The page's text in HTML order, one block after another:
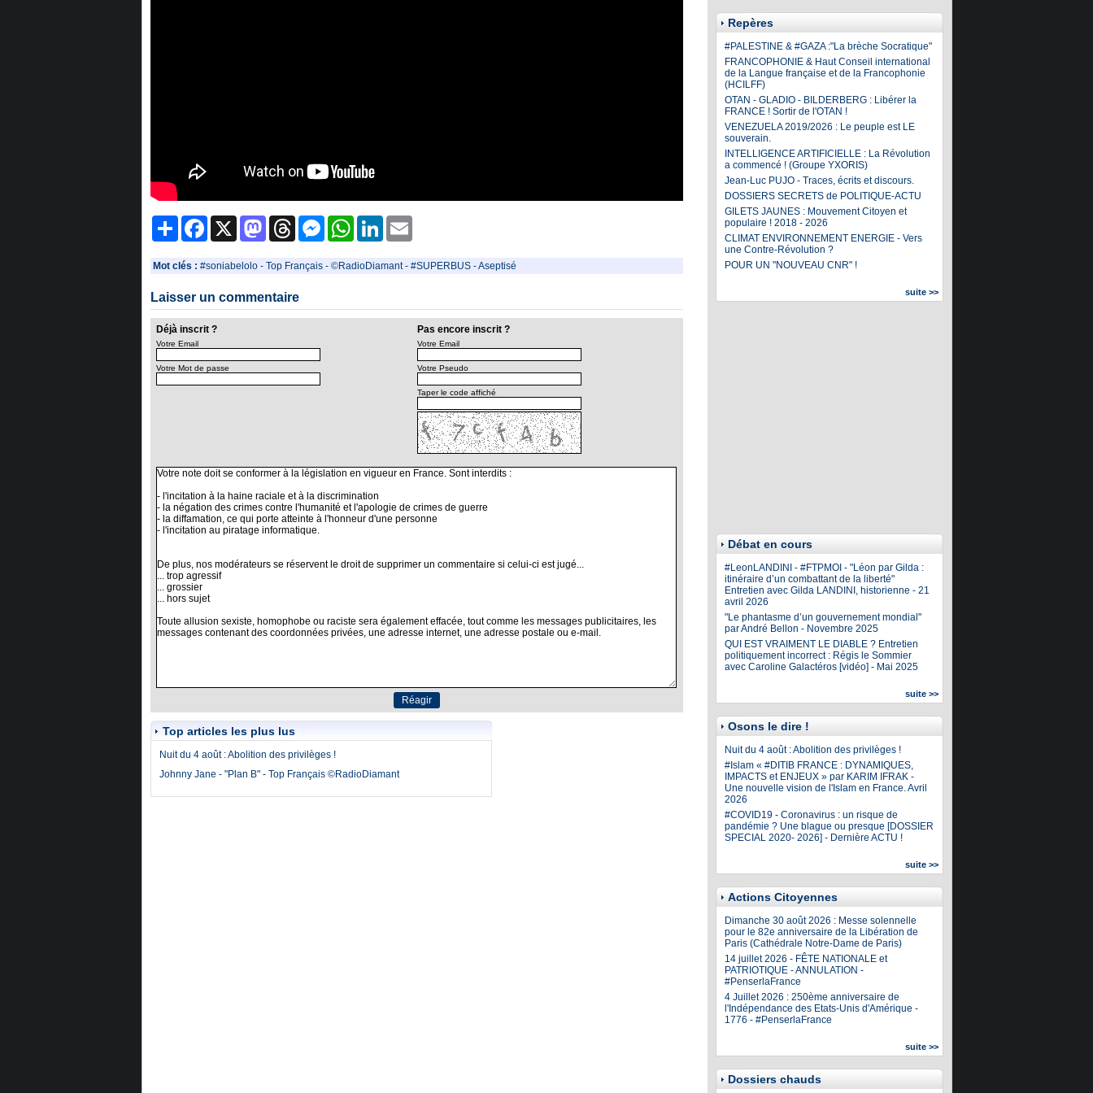
PartagerFacebook MastodonThreads MessengerWhatsAppLinkedIn
Mot clés : #soniabelolo- Top Français- ©RadioDiamant- #SUPERBUS-Aseptisé
Laisser un commentaire
Déjà inscrit ? Pas encore inscrit ?
Votre Email
Votre Mot de passe
Votre Email
Votre Pseudo
Taper le code affiché
Top articles les plus lus
Nuit du 4 août : Abolition des privilèges !
Johnny Jane - "Plan B" - Top Français ©RadioDiamant
Repères
#PALESTINE & #GAZA :"La brèche Socratique"
FRANCOPHONIE & Haut Conseil international
de la Langue française et de la Francophonie
(HCILFF)
OTAN - GLADIO - BILDERBERG : Libérer la
FRANCE ! Sortir de l'OTAN !
VENEZUELA 2019/2026 : Le peuple est LE
souverain.
INTELLIGENCE ARTIFICIELLE : La Révolution
a commencé ! (Groupe YXORIS)
Jean-Luc PUJO - Traces, écrits et discours.
DOSSIERS SECRETS de POLITIQUE-ACTU
GILETS JAUNES : Mouvement Citoyen et
populaire ! 2018 - 2026
CLIMAT ENVIRONNEMENT ENERGIE - Vers
une Contre-Révolution ?
POUR UN "NOUVEAU CNR" !
suite >>
Débat en cours
#LeonLANDINI - #FTPMOI - "Léon par Gilda :
itinéraire d’un combattant de la liberté"
Entretien avec Gilda LANDINI, historienne - 21
avril 2026
"Le phantasme d’un gouvernement mondial"
par André Bellon - Novembre 2025
QUI EST VRAIMENT LE DIABLE ? Entretien
politiquement incorrect : Régis le Sommier
avec Caroline Galactéros [vidéo] - Mai 2025
suite >>
Osons le dire !
Nuit du 4 août : Abolition des privilèges !
#Islam « #DITIB FRANCE : DYNAMIQUES,
IMPACTS et ENJEUX » par KARIM IFRAK -
Une nouvelle vision de l'Islam en France. Avril
2026
#COVID19 - Coronavirus : un risque de
pandémie ? Une blague ou presque [DOSSIER
SPECIAL 2020- 2026] - Dernière ACTU !
suite >>
Actions Citoyennes
Dimanche 30 août 2026 : Messe solennelle
pour le 82e anniversaire de la Libération de
Paris (Cathédrale Notre-Dame de Paris)
14 juillet 2026 - FÊTE NATIONALE et
PATRIOTIQUE - ANNULATION -
#PenserlaFrance
4 Juillet 2026 : 250ème anniversaire de
l'Indépendance des Etats-Unis d'Amérique -
1776 - #PenserlaFrance
suite >>
Dossiers chauds